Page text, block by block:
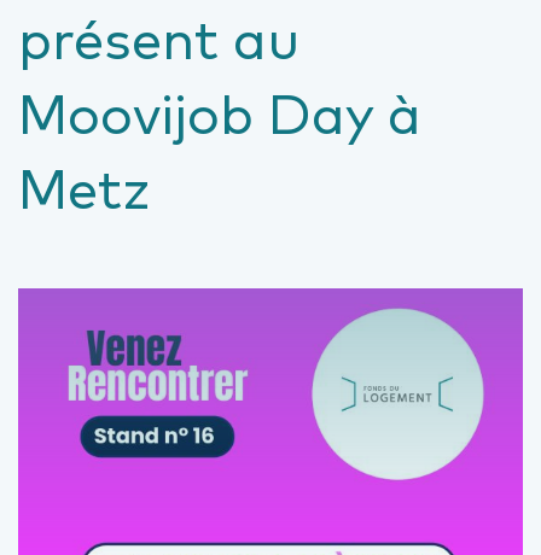
présent au
Moovijob Day à
Metz